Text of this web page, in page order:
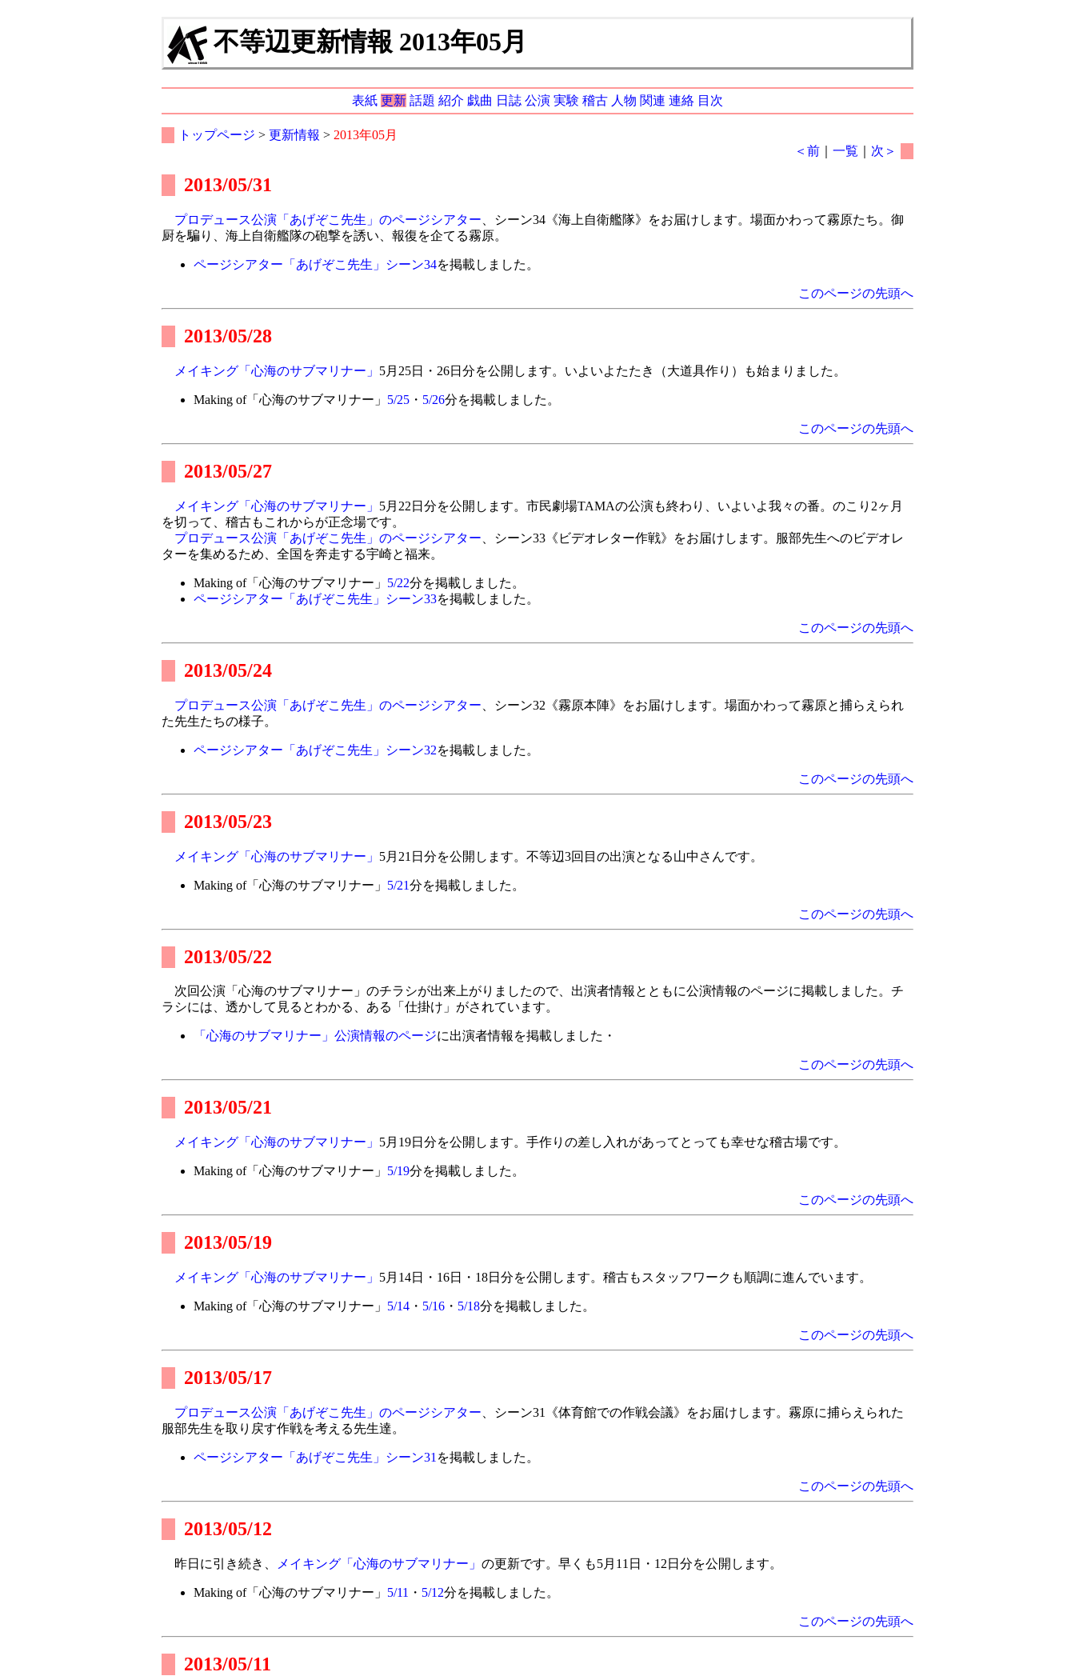
不等辺更新情報 2013年05月
表紙 更新 話題 紹介 戯曲 日誌 公演 実験 稽古 人物 関連 連絡 目次
トップページ > 更新情報 > 2013年05月
＜前 ｜一覧 次＞
2013/05/31
プロデュース公演「あげぞこ先生」のページシアター 、シーン34《海上自衛艦隊》をお届けします。場面かわって霧原たち。御
厨を騙り、海上自衛艦隊の砲撃を誘い、報復を企てる霧原。
ページシアター「あげぞこ先生」シーン34を掲載しました。
このページの先頭へ
2013/05/28
メイキング「心海のサブマリナー」 5月25日・26日分を公開します。いよいよたたき（大道具作り）も始まりました。
Making of「心海のサブマリナー」 5/25・ 5/26分を掲載しました。
このページの先頭へ
2013/05/27
メイキング「心海のサブマリナー」 5月22日分を公開します。市民劇場TAMAの公演も終わり、いよいよ我々の番。のこり2ヶ月
を切って、稽古もこれからが正念場です。
プロデュース公演「あげぞこ先生」のページシアター 、シーン33《ビデオレター作戦》をお届けします。服部先生へのビデオレ
ターを集めるため、全国を奔走する宇崎と福来。
Making of「心海のサブマリナー」 5/22分を掲載しました。
ページシアター「あげぞこ先生」シーン33を掲載しました。
このページの先頭へ
2013/05/24
プロデュース公演「あげぞこ先生」のページシアター 、シーン32《霧原本陣》をお届けします。場面かわって霧原と捕らえられ
た先生たちの様子。
ページシアター「あげぞこ先生」シーン32を掲載しました。
このページの先頭へ
2013/05/23
メイキング「心海のサブマリナー」 5月21日分を公開します。不等辺3回目の出演となる山中さんです。
Making of「心海のサブマリナー」 5/21分を掲載しました。
このページの先頭へ
2013/05/22
次回公演「心海のサブマリナー」のチラシが出来上がりましたので、出演者情報とともに公演情報のページに掲載しました。チ
ラシには、透かして見るとわかる、ある「仕掛け」がされています。
「心海のサブマリナー」公演情報のページに出演者情報を掲載しました・
このページの先頭へ
2013/05/21
メイキング「心海のサブマリナー」 5月19日分を公開します。手作りの差し入れがあってとっても幸せな稽古場です。
Making of「心海のサブマリナー」 5/19分を掲載しました。
このページの先頭へ
2013/05/19
メイキング「心海のサブマリナー」 5月14日・16日・18日分を公開します。稽古もスタッフワークも順調に進んでいます。
Making of「心海のサブマリナー」 5/14・ 5/16・ 5/18分を掲載しました。
このページの先頭へ
2013/05/17
プロデュース公演「あげぞこ先生」のページシアター 、シーン31《体育館での作戦会議》をお届けします。霧原に捕らえられた
服部先生を取り戻す作戦を考える先生達。
ページシアター「あげぞこ先生」シーン31 を掲載しました。
このページの先頭へ
2013/05/12
昨日に引き続き、 メイキング「心海のサブマリナー」 の更新です。早くも5月11日・12日分を公開します。
Making of「心海のサブマリナー」 5/11 ・ 5/12分を掲載しました。
このページの先頭へ
2013/05/11